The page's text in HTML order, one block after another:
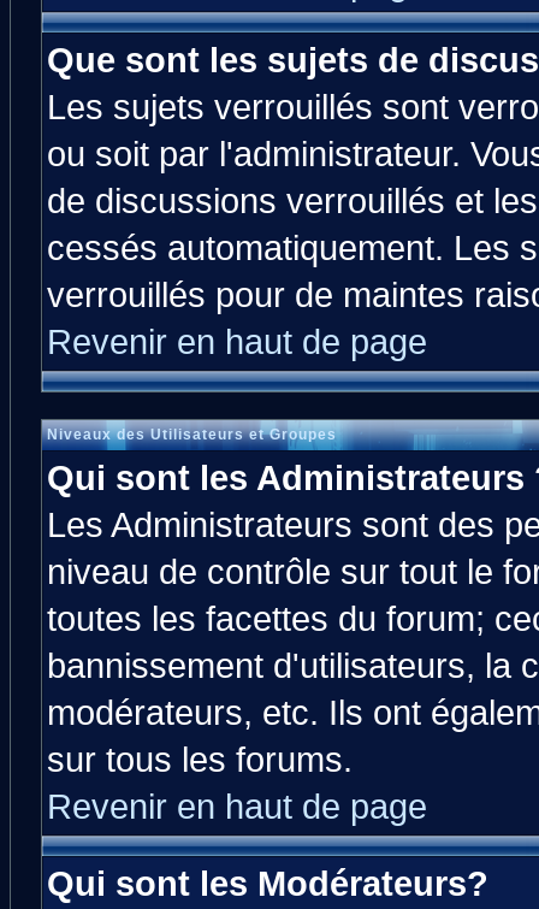
Que sont les sujets de
Les sujets verrouillés sont
ou soit par l'administrateur.
de discussions verrouillés et
cessés automatiquement. Les
verrouillés pour de maintes
Revenir en haut de page
Niveaux des Utilisateurs et Groupes
Qui sont les Administrateurs
Les Administrateurs sont des
niveau de contrôle sur tout le
toutes les facettes du forum;
bannissement d'utilisateurs, la
modérateurs, etc. Ils ont
sur tous les forums.
Revenir en haut de page
Qui sont les Modérateurs?